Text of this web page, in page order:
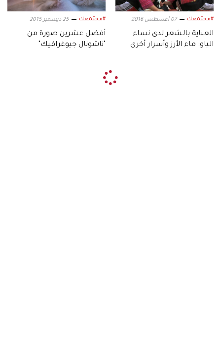
#مجتمعك 07 أغسطس 2016
العناية بالشعر لدى نساء
الياو: ماء الأرز وأسرار أخرى
#مجتمعك 25 ديسمبر 2015
أفضل عشرين صورة من
"ناشونال جيوغرافيك"